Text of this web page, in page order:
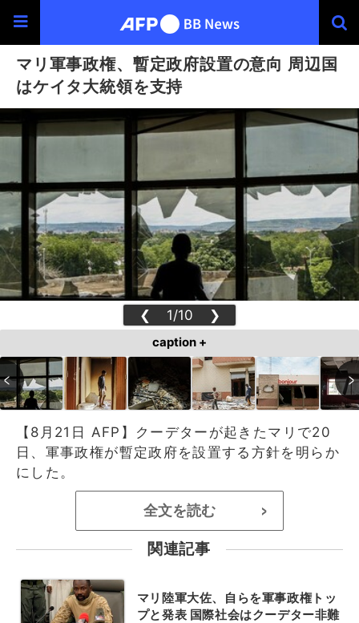
マリ軍事政権、暫定政府設置の意向 周辺国
はケイタ大統領を支持
❮ 1/10 ❯
caption +
【8月21日 AFP】クーデターが起きたマリで20
日、軍事政権が暫定政府を設置する方針を明らか
にした。
全文を読む >
関連記事
マリ陸軍大佐、自らを軍事政権トッ
プと発表 国際社会はクーデター非難